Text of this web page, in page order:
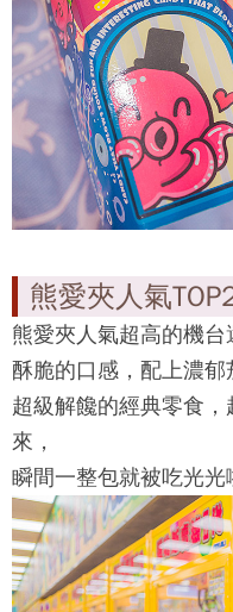
熊愛夾人氣
熊愛夾人氣超高的機台
酥脆的口感，配上濃郁
超級解饞的經典零食
來，
瞬間一整包就被吃光光